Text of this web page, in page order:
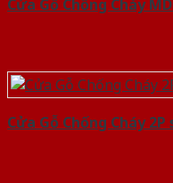
Cửa Gỗ Chống Cháy
Cửa Gỗ Chống Cháy 2P